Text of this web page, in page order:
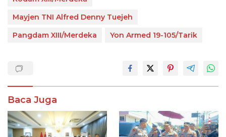
Mayjen TNI Alfred Denny Tuejeh
Pangdam XIII/Merdeka
Yon Armed 19-105/Tarik
Baca Juga